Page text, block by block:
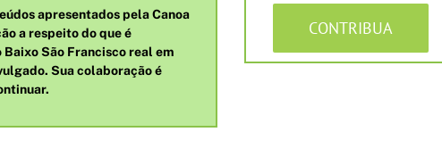
apresentados pela Canoa
a respeito do que é
São Francisco real em
Sua colaboração é
CONTRIBUA